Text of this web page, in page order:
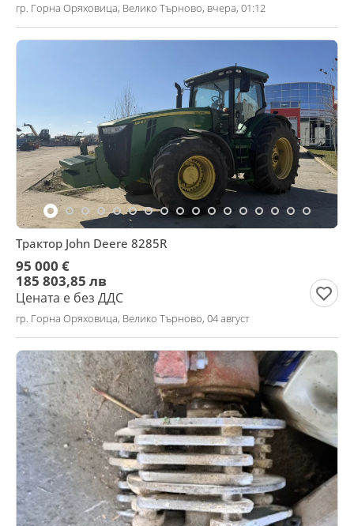
гр. Горна Оряховица, Велико Търново, вчера, 01:12
Трактор John Deere 8285R
95 000 €
185 803,85 лв
Цената е без ДДС
гр. Горна Оряховица, Велико Търново, 04 август